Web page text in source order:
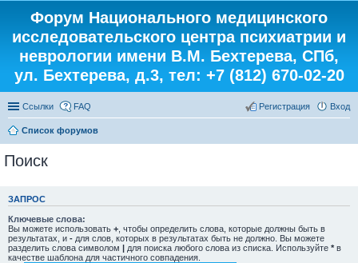
Форум Национального медицинского
исследовательского центра психиатрии и
неврологии имени В.М. Бехтерева, СПб,
ул. Бехтерева, д.3, тел: +7 (812) 670-02-20
Ссылки FAQ Вход
Регистрация
Список форумов
Поиск
ЗАПРОС
Ключевые слова:
Вы можете использовать + , чтобы определить слова, которые должны быть в
результатах, и - для слов, которых в результатах быть не должно. Вы можете
разделить слова символом | для поиска любого слова из списка. Используйте * в
качестве шаблона для частичного совпадения.